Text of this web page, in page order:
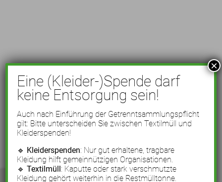
Eine (Kleider-)Spende darf
keine Entsorgung sein!
Auch nach Einführung der Getrenntsammlungspflicht
gilt: Bitte unterscheiden Sie zwischen Textilmüll und
Kleiderspenden!
🔹 Kleiderspenden: Nur gut erhaltene, tragbare
Kleidung hilft gemeinnützigen Organisationen.
🔹Textilmüll: Kaputte oder stark verschmutzte
Kleidung gehört weiterhin in die Restmülltonne.
×